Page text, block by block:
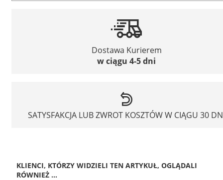
Dostawa Kurierem
w ciągu 4-5 dni
SATYSFAKCJA LUB ZWROT KOSZTÓW W CIĄGU 30
KLIENCI, KTÓRZY WIDZIELI TEN ARTYKUŁ, OGLĄDALI
RÓWNIEŻ ...